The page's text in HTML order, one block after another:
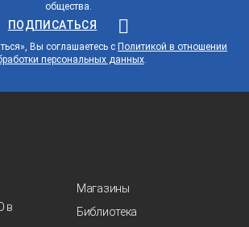
общества.
ПОДПИСАТЬСЯ
Вы соглашаетесь с Политикой в отношении
персональных данных.
в
Магазины
Библиотека